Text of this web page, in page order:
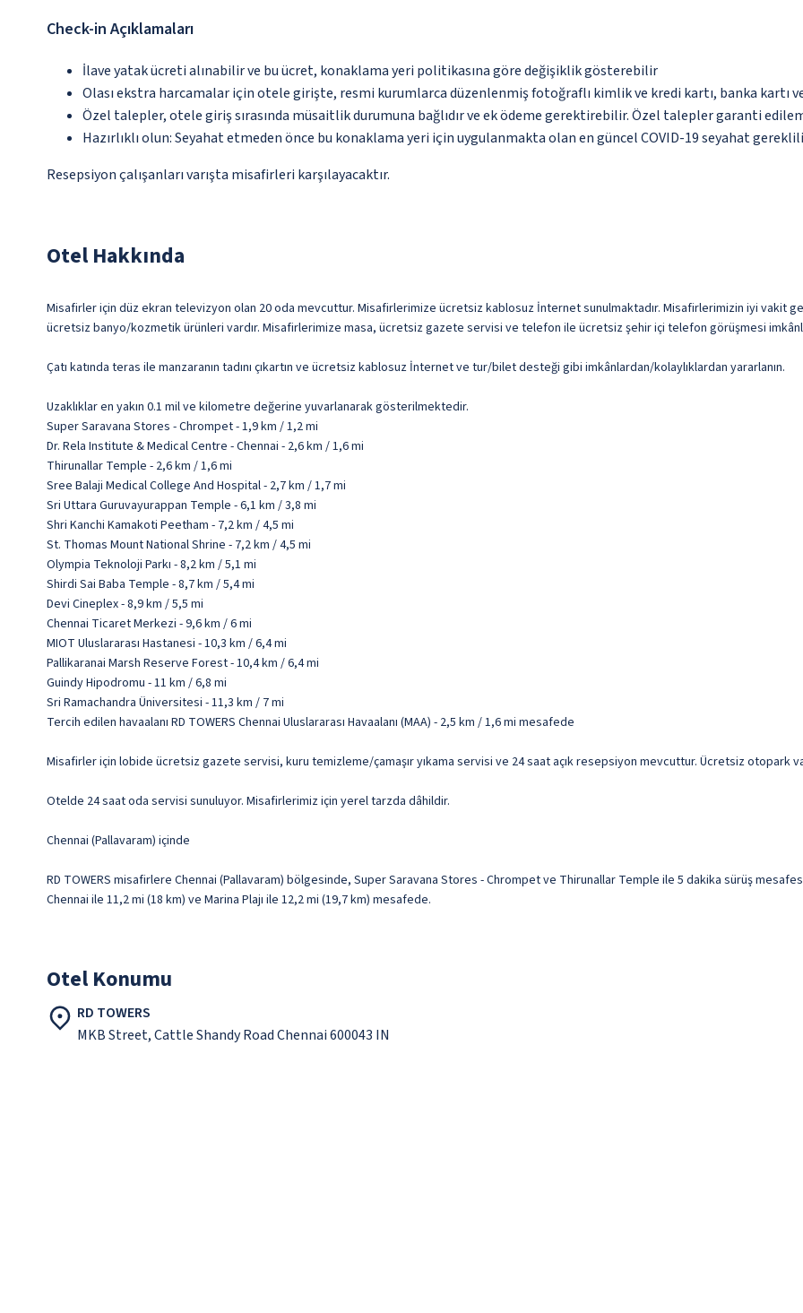
Check-in Açıklamaları
İlave yatak ücreti alınabilir ve bu ücret, konaklama yeri politikasına göre değişiklik gösterebilir
Olası ekstra harcamalar için otele girişte, resmi kurumlarca düzenlenmiş fotoğraflı kimlik ve kredi kartı, banka kartı
Özel talepler, otele giriş sırasında müsaitlik durumuna bağlıdır ve ek ödeme gerektirebilir. Özel talepler garanti
Hazırlıklı olun: Seyahat etmeden önce bu konaklama yeri için uygulanmakta olan en güncel COVID-19 seyahat
Resepsiyon çalışanları varışta misafirleri karşılayacaktır.
Otel Hakkında
Misafirler için düz ekran televizyon olan 20 oda mevcuttur. Misafirlerimize ücretsiz kablosuz İnternet sunulmaktadır. Misafirlerimizin iyi vakit
ücretsiz banyo/kozmetik ürünleri vardır. Misafirlerimize masa, ücretsiz gazete servisi ve telefon ile ücretsiz şehir içi telefon görüşmesi
Çatı katında teras ile manzaranın tadını çıkartın ve ücretsiz kablosuz İnternet ve tur/bilet desteği gibi imkânlardan/kolaylıklardan yararlanın.
Uzaklıklar en yakın 0.1 mil ve kilometre değerine yuvarlanarak gösterilmektedir.
Super Saravana Stores - Chrompet - 1,9 km / 1,2 mi
Dr. Rela Institute & Medical Centre - Chennai - 2,6 km / 1,6 mi
Thirunallar Temple - 2,6 km / 1,6 mi
Sree Balaji Medical College And Hospital - 2,7 km / 1,7 mi
Sri Uttara Guruvayurappan Temple - 6,1 km / 3,8 mi
Shri Kanchi Kamakoti Peetham - 7,2 km / 4,5 mi
St. Thomas Mount National Shrine - 7,2 km / 4,5 mi
Olympia Teknoloji Parkı - 8,2 km / 5,1 mi
Shirdi Sai Baba Temple - 8,7 km / 5,4 mi
Devi Cineplex - 8,9 km / 5,5 mi
Chennai Ticaret Merkezi - 9,6 km / 6 mi
MIOT Uluslararası Hastanesi - 10,3 km / 6,4 mi
Pallikaranai Marsh Reserve Forest - 10,4 km / 6,4 mi
Guindy Hipodromu - 11 km / 6,8 mi
Sri Ramachandra Üniversitesi - 11,3 km / 7 mi
Tercih edilen havaalanı RD TOWERS Chennai Uluslararası Havaalanı (MAA) - 2,5 km / 1,6 mi mesafede
Misafirler için lobide ücretsiz gazete servisi, kuru temizleme/çamaşır yıkama servisi ve 24 saat açık resepsiyon mevcuttur. Ücretsiz otopark
Otelde 24 saat oda servisi sunuluyor. Misafirlerimiz için yerel tarzda dâhildir.
Chennai (Pallavaram) içinde
RD TOWERS misafirlere Chennai (Pallavaram) bölgesinde, Super Saravana Stores - Chrompet ve Thirunallar Temple ile 5 dakika sürüş
Chennai ile 11,2 mi (18 km) ve Marina Plajı ile 12,2 mi (19,7 km) mesafede.
Otel Konumu
RD TOWERS
MKB Street, Cattle Shandy Road Chennai 600043 IN